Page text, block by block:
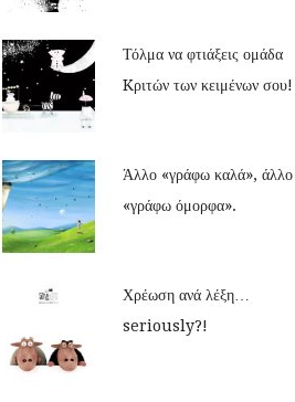
Τόλμα να φτιάξεις ομάδα
Kριτών των κειμένων σου!
Άλλο «γράφω καλά», άλλο
«γράφω όμορφα».
Χρέωση ανά λέξη…
seriously?!